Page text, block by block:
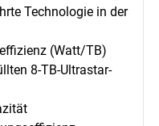
Technologie in der
(Watt/TB)
8-TB-Ultrastar-